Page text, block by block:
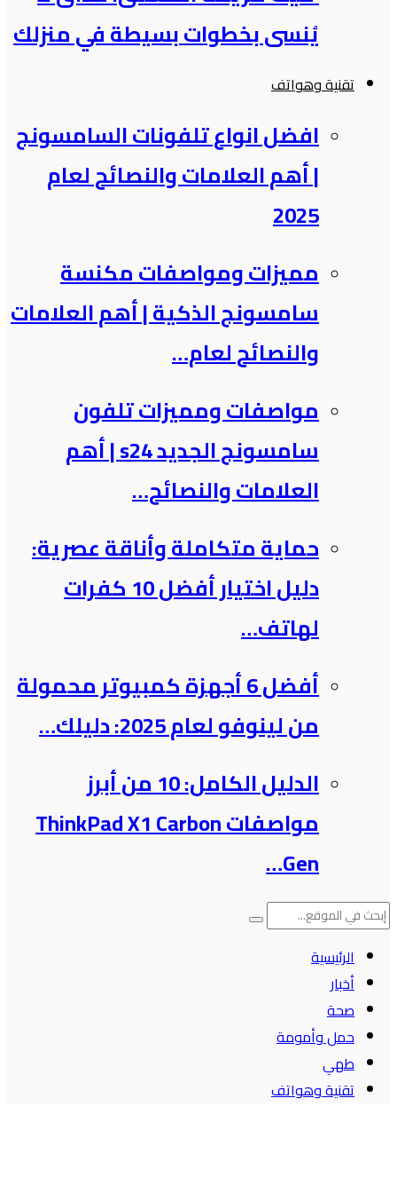
يُنسى بخطوات بسيطة في منزلك
تقنية وهواتف
افضل انواع تلفونات السامسونج​
| أهم العلامات والنصائح لعام
2025
مميزات ومواصفات مكنسة
سامسونج الذكية​ | أهم العلامات
والنصائح لعام…
مواصفات ومميزات تلفون
سامسونج الجديد s24 | أهم
العلامات والنصائح…
حماية متكاملة وأناقة عصرية:
دليل اختيار أفضل 10 كفرات
لهاتف…
أفضل 6 أجهزة كمبيوتر محمولة
من لينوفو لعام 2025: دليلك…
الدليل الكامل: 10 من أبرز
مواصفات ThinkPad X1 Carbon
Gen…
الرئيسية
أخبار
صحة
حمل وأمومة
طهي
تقنية وهواتف